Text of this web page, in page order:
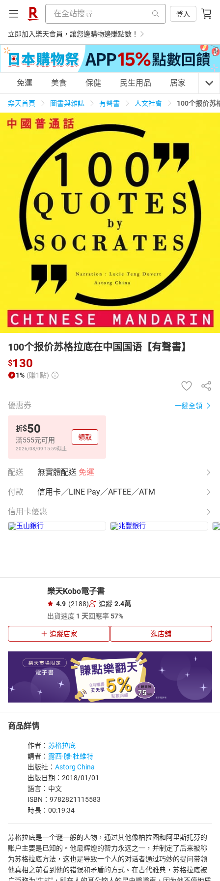
登入
立即加入樂天會員，讓您邊購物邊賺點數！
購物網分類
天天免運 美食蛋糕 養生保健
居家生活 3C家電 運動休閒 親子玩具
女裝 男裝 化妝保養 情趣用品
免運 美食 保健 民生用品 居家 3C
樂天首頁 圖書與雜誌 有聲書 人文社會 100个报价苏
100个报价苏格拉底在中国国语【有聲書】
$130
1% (賺1點)
優惠券 一鍵全領
折$50
滿555元可用
2026/08/09 15:59截止
領取
配送 無實體配送 免運
付款 信用卡／LINE Pay／AFTEE／ATM
信用卡優惠
樂天Kobo電子書
4.9 (2188) 追蹤 2.4萬
出貨速度 1 天回應率57%
追蹤店家 逛店舖
商品詳情
作者： 苏格拉底
講者： 露西·滕·杜維特
出版社： Astorg China
出版日期：2018/01/01
語言：中文
ISBN：9782821115583
時長：00:19:34
苏格拉底是一个谜一般的人物，通过其他像柏拉图和阿里斯托芬的
账户主要是已知的。他最辉煌的智力永远之一，并制定了后来被称
为苏格拉底方法，这也是导致一个人的对话者通过巧妙的提问带领
他真相之前看到他的错误和矛盾的方式。在古代雅典，苏格拉底被